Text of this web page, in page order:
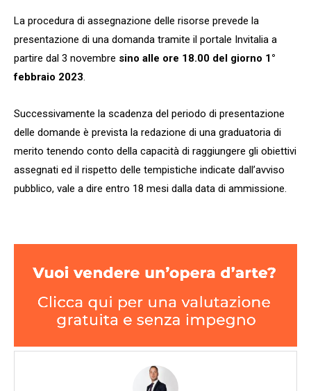
La procedura di assegnazione delle risorse prevede la
presentazione di una domanda tramite il portale Invitalia a
partire dal 3 novembre sino alle ore 18.00 del giorno 1°
febbraio 2023
Successivamente la scadenza del periodo di presentazione
delle domande è prevista la redazione di una graduatoria di
merito tenendo conto della capacità di raggiungere gli obiettivi
assegnati ed il rispetto delle tempistiche indicate dall’avviso
pubblico, vale a dire entro 18 mesi dalla data di ammissione.